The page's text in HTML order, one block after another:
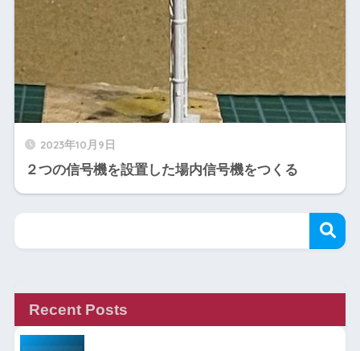
2023年10月9日
２つの信号機を設置した場内信号機をつくる
Recent Posts